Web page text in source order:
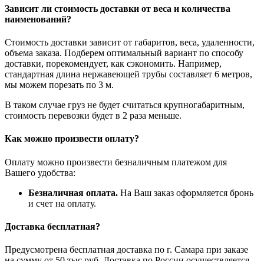
Зависит ли стоимость доставки от веса и количества
наименований?
Стоимость доставки зависит от габаритов, веса, удаленности,
объема заказа. Подберем оптимальный вариант по способу
доставки, порекомендует, как сэкономить. Например,
стандартная длина нержавеющей трубы составляет 6 метров,
мы можем порезать по 3 м.
В таком случае груз не будет считаться крупногабаритным,
стоимость перевозки будет в 2 раза меньше.
Как можно произвести оплату?
Оплату можно произвести безналичным платежом для
Вашего удобства:
Безналичная оплата. На Ваш заказ оформляется бронь
и счет на оплату.
Доставка бесплатная?
Предусмотрена бесплатная доставка по г. Самара при заказе